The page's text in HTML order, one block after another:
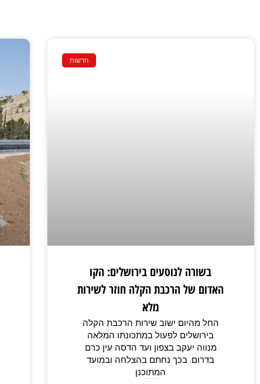
חדשות
בשורה לנוסעים בירושלים: הקו
האדום של הרכבת הקלה חוזר לשירות
מלא
החל מהיום ישוב שירות הרכבת הקלה
בירושלים לפעול במתכונתו המלאה
מנווה יעקב בצפון ועד הדסה עין כרם
בדרום. בכך נחתם בהצלחה ובמועד
המתוכנן